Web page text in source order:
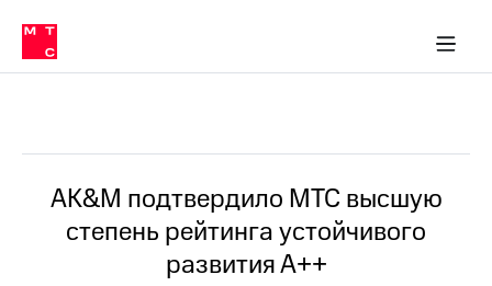
Медиа-центр
и акционерам
Устойчивое развитие
Комплаенс и деловая этика
компании
Карьера
История
компании
Руководство
в МТС
Пресс-
релизы
о технологиях
AK&M подтвердило МТС высшую
степень рейтинга устойчивого
развития А++